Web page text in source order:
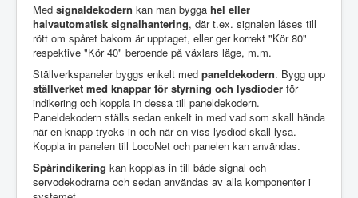
Med signaldekodern kan man bygga hel eller
halvautomatisk signalhantering, där t.ex. signalen låses till
rött om spåret bakom är upptaget, eller ger korrekt "Kör 80"
respektive "Kör 40" beroende på växlars läge, m.m.
Ställverkspaneler byggs enkelt med paneldekodern. Bygg upp
ställverket med knappar för styrning och lysdioder för
indikering och koppla in dessa till paneldekodern.
Paneldekodern ställs sedan enkelt in med vad som skall hända
när en knapp trycks in och när en viss lysdiod skall lysa.
Koppla in panelen till LocoNet och panelen kan användas.
Spårindikering kan kopplas in till både signal och
servodekodrarna och sedan användas av alla komponenter i